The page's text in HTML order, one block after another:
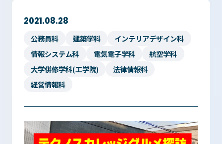
WEB出願
皆さまへ 皆さまへ
2021.08.28
公務員科 建築学科
インテリアデザイン科
情報システム科
電気電子学科
航空学科
大学併修学科(工学院)
法律情報科
経営情報科